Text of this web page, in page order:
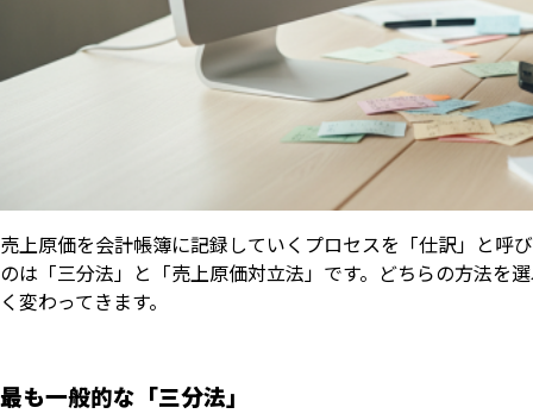
売上原価を会計帳簿に記録していくプロセスを「仕訳」と呼
のは「三分法」と「売上原価対立法」です。どちらの方法を
く変わってきます。
最も一般的な「三分法」